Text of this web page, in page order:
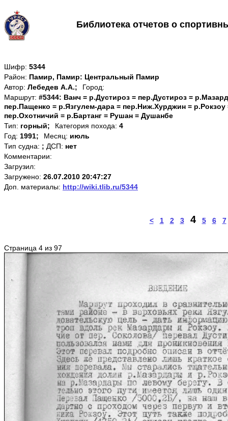
Библиотека отчетов о
Шифр: 5344
Район: Памир, Памир: Центральный Памир
Автор: Лебедев А.А.;
Город:
Маршрут: #5344: Ванч = р.Дустироз = пер.Дустироз =
пер.Пащенко = р.Язгулем-дара = пер.Ниж.Хурджин =
пер.Охотничий = р.Бартанг = Рушан = Душанбе
Тип: горный; Категория похода: 4
Год: 1991; Месяц: июль
Тип судна: ; ДСП: нет
Комментарии:
Загрузил:
Загружено: 26.07.2010 20:47:27
Доп. материалы: http://wiki.tlib.ru/5344
< 1 2 3 4 5 6 7
Страница 4 из 97